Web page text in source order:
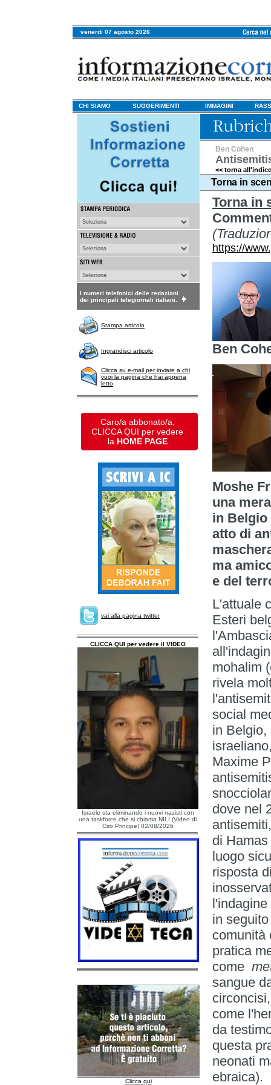
venerdi 07 agosto 2026
CHI SIAMO SUGGERIMENTI IMMAGINI
I numeri telefonici delle redazioni
dei principali telegiornali italiani.
Stampa articolo
Ingrandisci articolo
Clicca su e-mail per inviare a chi
vuoi la pagina che hai appena
letto
Caro/a abbonato/a,
CLICCA QUI per vedere
la HOME PAGE
vai alla pagina twitter
CLICCA QUI per vedere il VIDEO
Israele sta eliminando i nuovi nazisti con
una taskforce che si chiama NILI (Video di
Ciro Principe) 02/08/2026
Clicca qui
Ben Cohen
<< torna
Torna in
Torna in
https://
Ben
Moshe
una
in
atto di
ma
e del
L'attuale
Esteri
mohalim
rivela
social
in Belgio,
Maxime
dove nel
di
luogo
risposta
in
comunità
pratica
come
sangue
come
da
questa
neonati
ebraica).